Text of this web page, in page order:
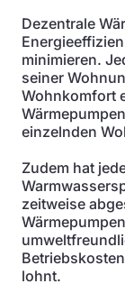
Dezentrale
minimieren.
seiner
Wohnkomfort
einzelnden
Zudem hat
zeitweise
lohnt.